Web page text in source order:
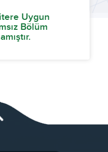
Uygun
Bölüm